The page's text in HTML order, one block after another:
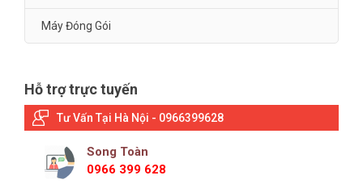
Máy Đóng Gói
Hỗ trợ trực tuyến
Tư Vấn Tại Hà Nội - 0966399628
Song Toàn
0966 399 628